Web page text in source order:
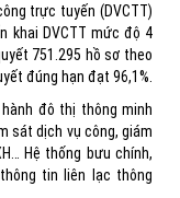
trực tuyến (DVCTT)
khai DVCTT mức độ 4
751.295 hồ sơ theo
đúng hạn đạt 96,1%.
đô thị thông minh
sát dịch vụ công, giám
Hệ thống bưu chính,
tin liên lạc thông